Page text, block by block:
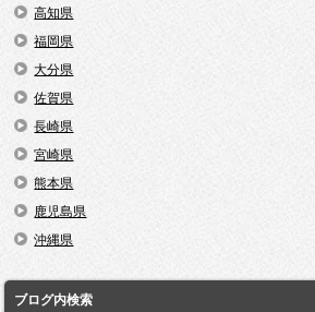
高知県
福岡県
大分県
佐賀県
長崎県
宮崎県
熊本県
鹿児島県
沖縄県
ブログ内検索